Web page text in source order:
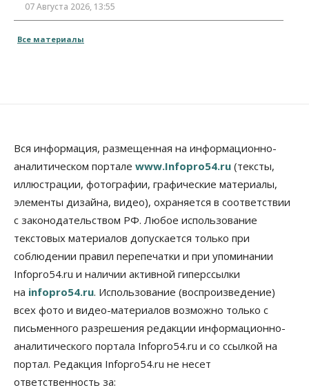
07 Августа 2026, 13:55
Треть автовладельцев в Новосибирской области
07 Августа 2026, 12:35
Общество
Синоптики рассказали о погоде в Новосибирске
на выходных
07 Августа 2026, 12:00
Жители Новосибирска смогут добровольно
повысить свою пенсию
07 Августа 2026, 11:30
Общество
Деньгами будут распоряжаться дети: в десяти
школах Новосибирской области введут
инициативное бюджетирование
07 Августа 2026, 11:00
Все материалы
Вся информация, размещенная на информационно-
аналитическом портале www.Infopro54.ru (тексты,
иллюстрации, фотографии, графические материалы,
элементы дизайна, видео), охраняется в соответствии
с законодательством РФ. Любое использование
текстовых материалов допускается только при
соблюдении правил перепечатки и при упоминании
Infopro54.ru и наличии активной гиперссылки
на infopro54.ru. Использование (воспроизведение)
всех фото и видео-материалов возможно только с
письменного разрешения редакции информационно-
аналитического портала Infopro54.ru и со ссылкой на
портал. Редакция Infopro54.ru не несет
ответственность за: